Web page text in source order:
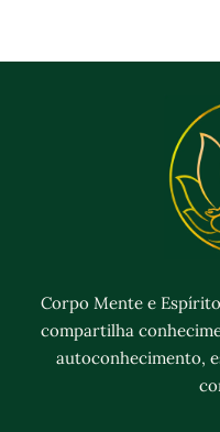
Corpo Mente e
compartilha
autoconhecimento,